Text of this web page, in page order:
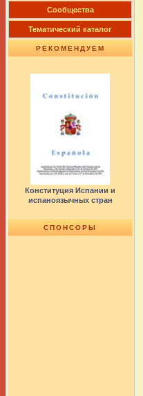
Сообщества
Тематический каталог
РЕКОМЕНДУЕМ
Конституция Испании и
испаноязычных стран
СПОНСОРЫ